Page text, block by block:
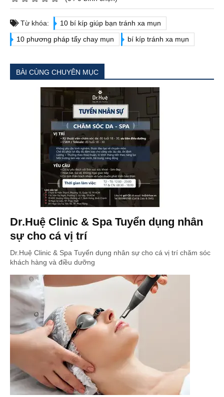
Từ khóa:
10 bí kíp giúp bạn tránh xa mụn
10 phương pháp tẩy chay mụn
bí kíp tránh xa mụn
BÀI CÙNG CHUYÊN MỤC
Dr.Huệ Clinic & Spa Tuyển dụng nhân
sự cho cá vị trí
Dr.Huệ Clinic & Spa Tuyển dụng nhân sự cho cá vị trí chăm sóc
khách hàng và điều dưỡng